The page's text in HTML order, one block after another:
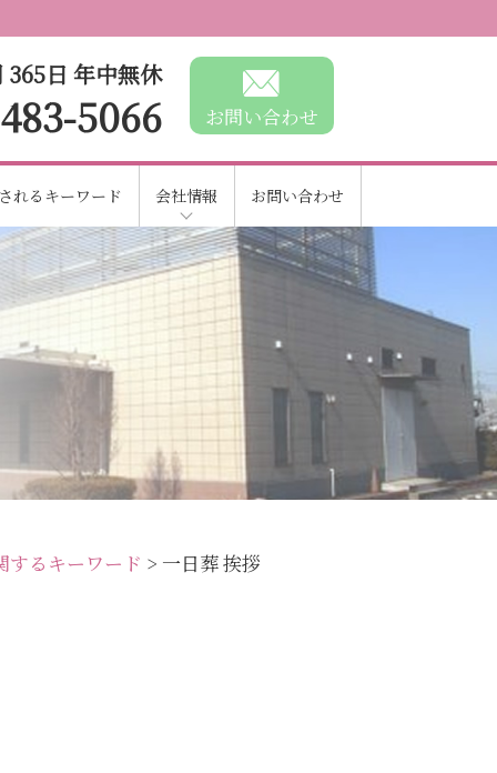
365日 年中無休
5066 お問い合わせ
れるキーワード 会社情報 お問い合わせ
するキーワード > 一日葬 挨拶